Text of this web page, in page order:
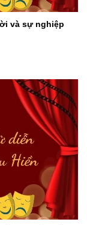
và sự nghiệp